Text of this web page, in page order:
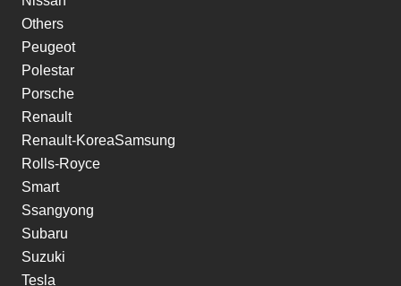
Others
Peugeot
Polestar
Porsche
Renault
Renault-KoreaSamsung
Rolls-Royce
Smart
Ssangyong
Subaru
Suzuki
Tesla